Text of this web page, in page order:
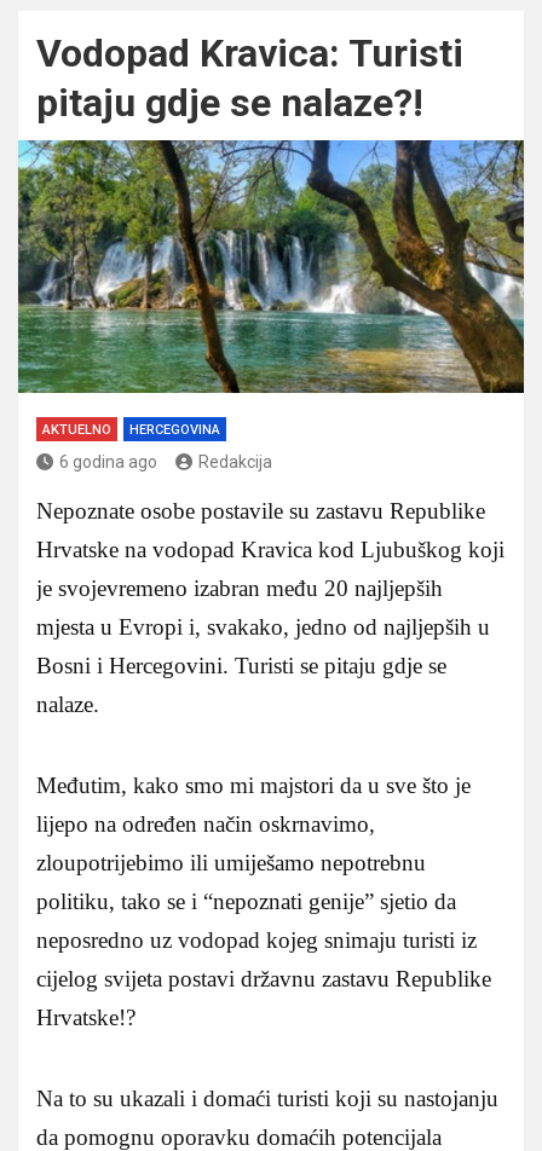
Vodopad Kravica: Turisti
pitaju gdje se nalaze?!
AKTUELNO HERCEGOVINA
6 godina ago Redakcija
Nepoznate osobe postavile su zastavu Republike
Hrvatske na vodopad Kravica kod Ljubuškog koji
je svojevremeno izabran među 20 najljepših
mjesta u Evropi i, svakako, jedno od najljepših u
Bosni i Hercegovini. Turisti se pitaju gdje se
nalaze.
Međutim, kako smo mi majstori da u sve što je
lijepo na određen način oskrnavimo,
zloupotrijebimo ili umiješamo nepotrebnu
politiku, tako se i “nepoznati genije” sjetio da
neposredno uz vodopad kojeg snimaju turisti iz
cijelog svijeta postavi državnu zastavu Republike
Hrvatske!?
Na to su ukazali i domaći turisti koji su nastojanju
da pomognu oporavku domaćih potencijala